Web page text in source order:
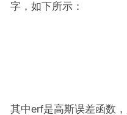
字，如下所示：
其中erf是高斯误差函数